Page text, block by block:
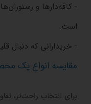
- کافه‌دارها و
است.
- خریدارانی که دنبال
مقایسه انواع پک
برای انتخاب راحت‌تر،